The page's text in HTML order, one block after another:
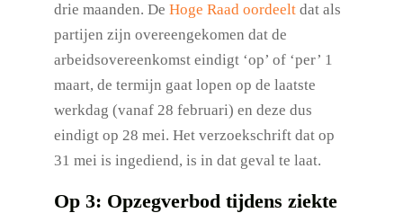
drie maanden. De Hoge Raad oordeelt dat als
partijen zijn overeengekomen dat de
arbeidsovereenkomst eindigt ‘op’ of ‘per’ 1
maart, de termijn gaat lopen op de laatste
werkdag (vanaf 28 februari) en deze dus
eindigt op 28 mei. Het verzoekschrift dat op
31 mei is ingediend, is in dat geval te laat.
Op 3: Opzegverbod tijdens ziekte